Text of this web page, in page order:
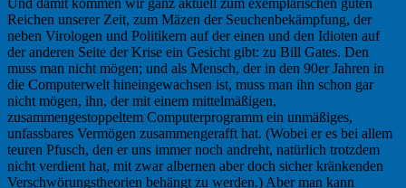
Reichen unserer Zeit, zum Mäzen der Seuchenbekämpfung, der
neben Virologen und Politikern auf der einen und den Idioten auf
der anderen Seite der Krise ein Gesicht gibt: zu Bill Gates. Den
muss man nicht mögen; und als Mensch, der in den 90er Jahren in
die Computerwelt hineingewachsen ist, muss man ihn schon gar
nicht mögen, ihn, der mit einem mittelmäßigen,
zusammengestoppeltem Computerprogramm ein unmäßiges,
unfassbares Vermögen zusammengerafft hat. (Wobei er es bei allem
teuren Pfusch, den er uns immer noch andreht, natürlich trotzdem
nicht verdient hat, mit zwar albernen aber doch sicher kränkenden
Verschwörungstheorien behängt zu werden.) Aber man kann